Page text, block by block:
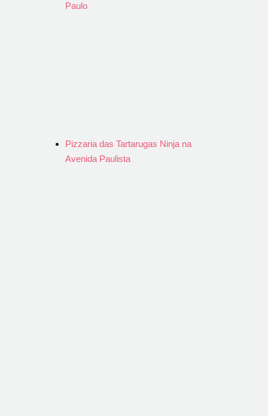
Paulo
Pizzaria das Tartarugas Ninja na
Avenida Paulista